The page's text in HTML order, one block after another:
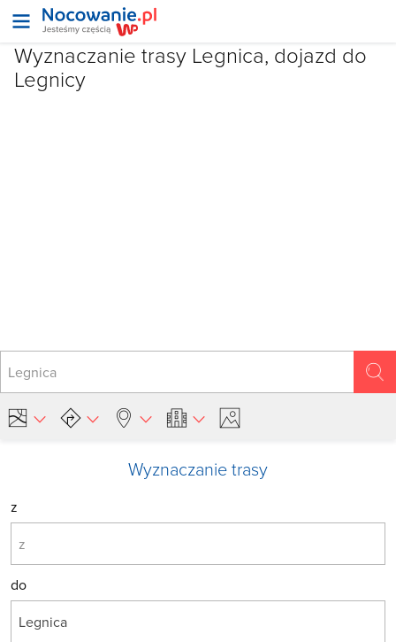
Wyznaczanie trasy Legnica, dojazd do
Legnicy
Wyznaczanie trasy
z
do